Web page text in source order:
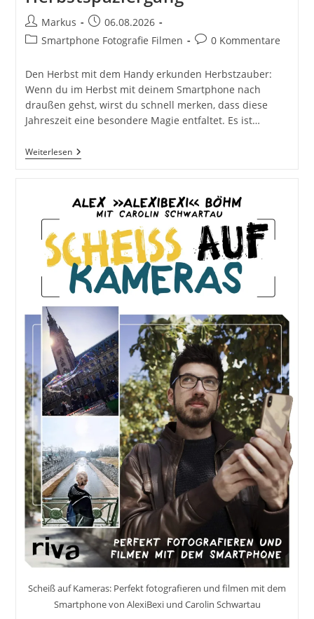
Beitrags-
Autor:
Markus
Beitrag
veröffentlicht:
06.08.2026
Beitrags-
Smartphone Fotografie Filmen
Beitrags-
0 Kommentare
Den Herbst mit dem Handy erkunden Herbstzauber:
Wenn du im Herbst mit deinem Smartphone nach
draußen gehst, wirst du schnell merken, dass diese
Jahreszeit eine besondere Magie entfaltet. Es ist…
WeiterlesenHerbstzauber
Im
Du
Mit
Smartphone
Die
Goldene
Jahreszeit
Einfängst.
Blätter,
Licht
Und
Spiegelungen:
Fotoideen
Für
Deinen
Herbstspaziergang
Scheiß auf Kameras: Perfekt fotografieren und filmen mit dem
Smartphone von AlexiBexi und Carolin Schwartau